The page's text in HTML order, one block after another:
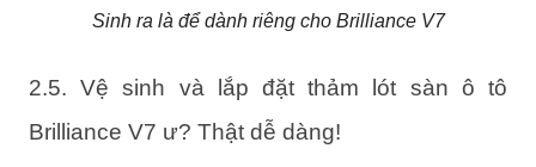
Sinh ra là để dành riêng cho Brilliance V7
2.5. Vệ sinh và lắp đặt thảm lót sàn ô tô
Brilliance V7 ư? Thật dễ dàng!